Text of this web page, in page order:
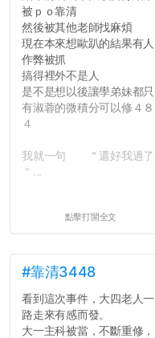
錯但不需要付出太大代價的
地方，你們在這時候如果不
會學會...
被ｐｏ靠清
然後被其他老師找麻煩
現在本來想歐趴的結果有人
作弊被抓
搞得裡外不是人
是不是想以後讓學弟妹都只
有淑蓉的微積分可以修４８
４
我就一句 ＂還好我過了
＂...
點擊打開全文
#靠清3448
看到這次事件，大四老人一
路走來有感而發。
大一主科被當，不斷重修，